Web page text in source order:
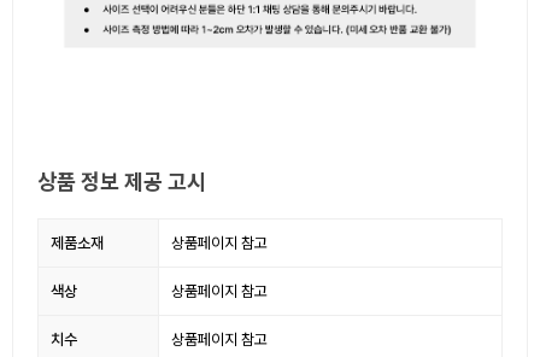
상품 정보 제공 고시
제품소재 상품페이지 참고
색상 상품페이지 참고
치수 상품페이지 참고